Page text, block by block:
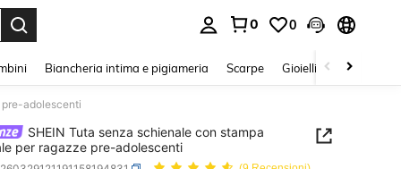
0 0
Biancheria intima e pigiameria Scarpe Gioielli E Accessori
pre-adolescenti
SHEIN Tuta senza schienale con stampa
per ragazze pre-adolescenti